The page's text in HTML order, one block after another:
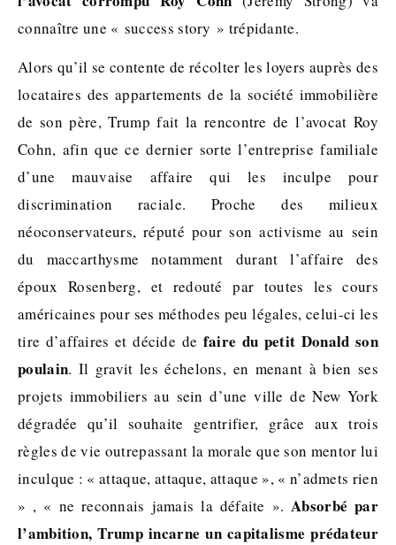
connaître une « success story » trépidante.
Alors qu’il se contente de récolter les loyers auprès des
locataires des appartements de la société immobilière
de son père, Trump fait la rencontre de l’avocat Roy
Cohn, afin que ce dernier sorte l’entreprise familiale
d’une mauvaise affaire qui les inculpe pour
discrimination raciale. Proche des milieux
néoconservateurs, réputé pour son activisme au sein
du maccarthysme notamment durant l’affaire des
époux Rosenberg, et redouté par toutes les cours
américaines pour ses méthodes peu légales, celui-ci les
tire d’affaires et décide de faire du petit Donald son
poulain. Il gravit les échelons, en menant à bien ses
projets immobiliers au sein d’une ville de New York
dégradée qu’il souhaite gentrifier, grâce aux trois
règles de vie outrepassant la morale que son mentor lui
inculque : « attaque, attaque, attaque », « n’admets rien
» , « ne reconnais jamais la défaite ».Absorbé par
l’ambition, Trump incarne un capitalisme prédateur